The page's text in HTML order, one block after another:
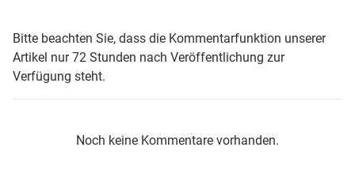
Bitte beachten Sie, dass die Kommentarfunktion unserer
Artikel nur 72 Stunden nach Veröffentlichung zur
Verfügung steht.
Noch keine Kommentare vorhanden.